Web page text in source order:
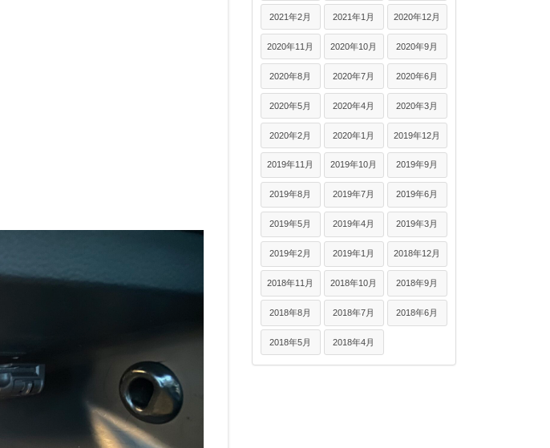
2021年2月 2021年1月 2020年12月
2020年11月 2020年10月 2020年9月
2020年8月 2020年7月 2020年6月
2020年5月 2020年4月 2020年3月
2020年2月 2020年1月 2019年12月
2019年11月 2019年10月 2019年9月
2019年8月 2019年7月 2019年6月
2019年5月 2019年4月 2019年3月
2019年2月 2019年1月 2018年12月
2018年11月 2018年10月 2018年9月
2018年8月 2018年7月 2018年6月
2018年5月 2018年4月